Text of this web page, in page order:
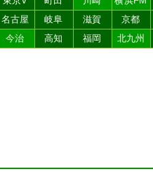
名古屋 岐阜 滋賀 京都
今治 高知 福岡 北九州